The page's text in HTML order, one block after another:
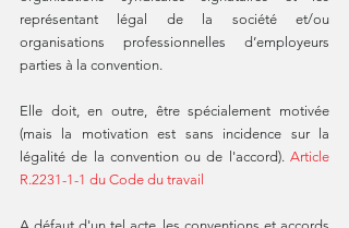
représentant légal de la société et/ou
organisations professionnelles d’employeurs
parties à la convention.
Elle doit, en outre, être spécialement motivée
(mais la motivation est sans incidence sur la
légalité de la convention ou de l'accord). Article
R.2231-1-1 du Code du travail
A défaut d'un tel acte, les conventions et accords